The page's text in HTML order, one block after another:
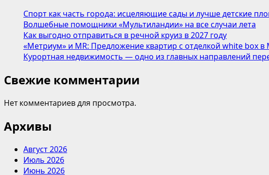
Спорт как часть города: исцеляющие сады и лучше детские
Волшебные помощники «Мультиландии» на все случаи лета
Как выгодно отправиться в речной круиз в 2027 году
«Метриум» и MR: Предложение квартир с отделкой white box
Курортная недвижимость — одно из главных направлений
Свежие комментарии
Нет комментариев для просмотра.
Архивы
Август 2026
Июль 2026
Июнь 2026